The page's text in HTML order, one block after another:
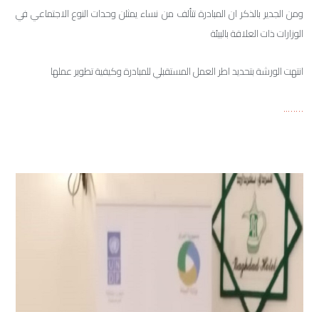
ومن الجدير بالذكر ان المبادرة تتألف من نساء يمثلن وحدات النوع الاجتماعي في
الوزارات ذات العلاقة بالبيئة
انتهت الورشة بتحديد اطر العمل المستقبلي للمبادرة وكيفية تطوير عملها
……..